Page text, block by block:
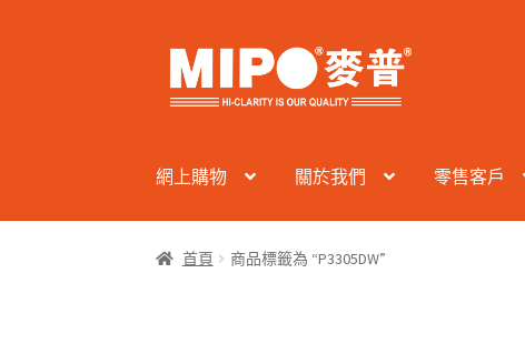
Skip
to
navigation
Skip
to
content
網上購物 關於我們 零售客戶
首頁 商品標籤為 “P3305DW”